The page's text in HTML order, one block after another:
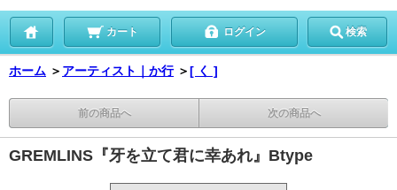
カート ログイン 検索
ホーム ＞ アーティスト｜か行 ＞[ く ]
前の商品へ 次の商品へ
GREMLINS『牙を立て君に幸あれ』Btype